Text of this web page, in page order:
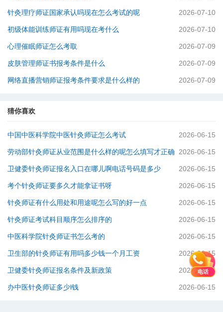
针灸理疗师证国家承认吗现在怎么考试的呢 2026-07-10
初级体能训练师证有用吗现在考什么 2026-07-10
心理催眠师证怎么考取 2026-07-09
皮肤管理师证书报考条件是什么 2026-07-09
网络直播营销师证报考条件要求是什么样的 2026-07-09
猜你喜欢
中国中医科学院中医针灸师证怎么考试 2026-06-15
劳动部针灸师证从业范围是什么样的呢怎么填写才正确 2026-06-15
卫健委针灸师证报名入口在哪儿啊电话号码是多少 2026-06-15
考个针灸师证要多久才能拿证书呀 2026-06-15
针灸师证有什么用处和用途呢怎么写的好一点 2026-06-15
针灸师证考试科目顺序怎么排序的 2026-06-15
中医科学院针灸师证书怎么考的 2026-06-15
卫生部的针灸师证有用吗多少钱一个月工资 2026-06-15
卫健委针灸师证报名条件及新政策 2026-06-15
办中医针灸师证多少l钱 2026-06-15
电话